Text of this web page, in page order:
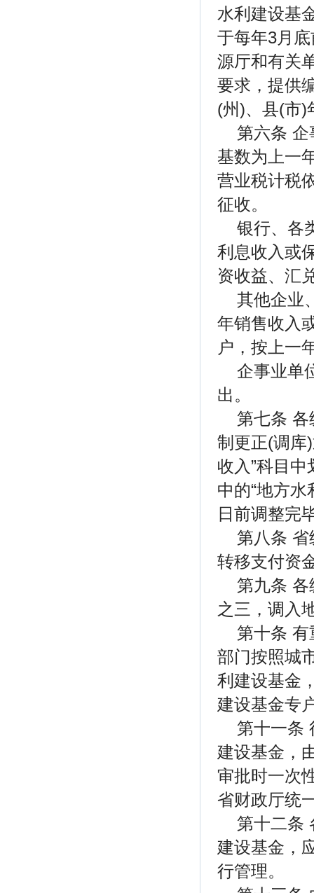
水利建设基
于每年3月
源厅和有关
要求，提供
(州)、县(市)
第六条
基数为上一
营业税计税
征收。
银行、各
利息收入或
资收益、汇
其他企业
年销售收入
户，按上一
企事业单
出。
第七条
制更正(调库
收入”科目
中的“地方
日前调整完
第八条
转移支付资
第九条
之三，调入
第十条
部门按照城
利建设基金
建设基金专
第十一条
建设基金，
审批时一次
省财政厅统
第十二条
建设基金，
行管理。